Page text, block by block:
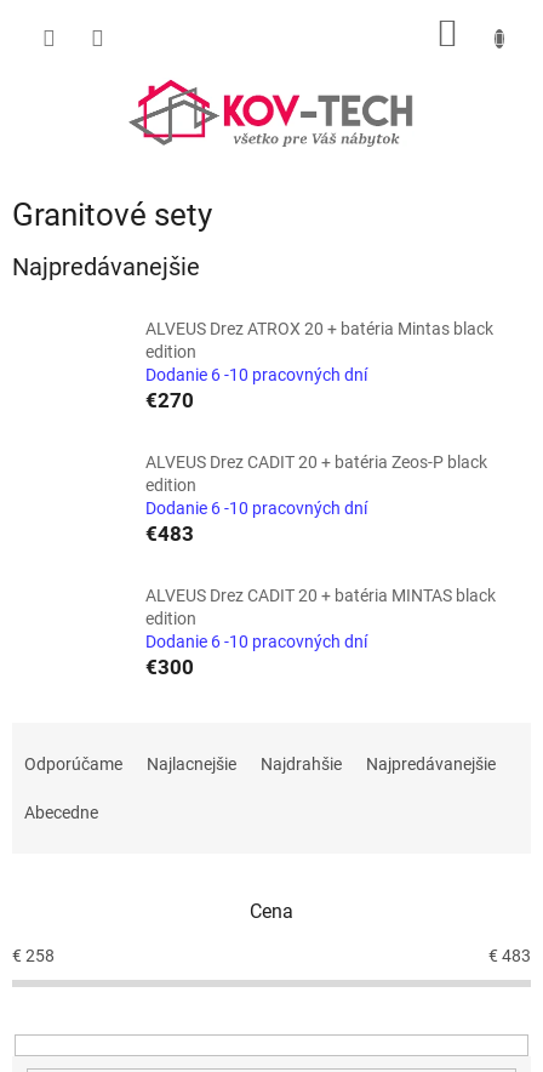
Granitové sety
Najpredávanejšie
ALVEUS Drez ATROX 20 + batéria Mintas black
edition
Dodanie 6 -10 pracovných dní
€270
ALVEUS Drez CADIT 20 + batéria Zeos-P black
edition
Dodanie 6 -10 pracovných dní
€483
ALVEUS Drez CADIT 20 + batéria MINTAS black
edition
Dodanie 6 -10 pracovných dní
€300
r
o
u
k
Odporúčame Najlacnejšie Najdrahšie Najpredávanejšie
Abecedne
Cena
€ 258 € 483